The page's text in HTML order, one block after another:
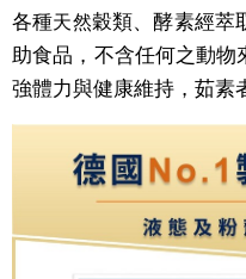
各種天然穀類、酵素經萃
助食品，不含任何之動
強體力與健康維持，茹素